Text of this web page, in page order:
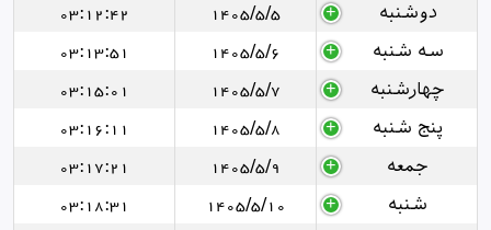
دوشنبه
1405/5/5
03:12:42
سه شنبه
1405/5/6
03:13:51
چهارشنبه
1405/5/7
03:15:01
پنج شنبه
1405/5/8
03:16:11
جمعه
1405/5/9
03:17:21
شنبه
1405/5/10
03:18:31